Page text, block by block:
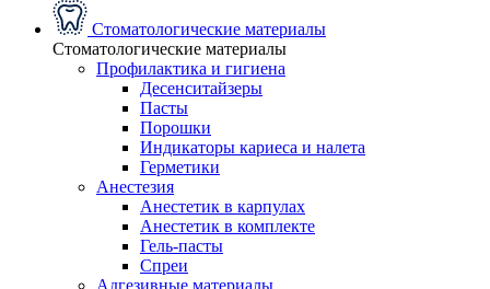
Стоматологические материалы
Стоматологические материалы
Профилактика и гигиена
Десенситайзеры
Пасты
Порошки
Индикаторы кариеса и налета
Герметики
Анестезия
Анестетик в карпулах
Анестетик в комплекте
Гель-пасты
Спреи
Адгезивные материалы